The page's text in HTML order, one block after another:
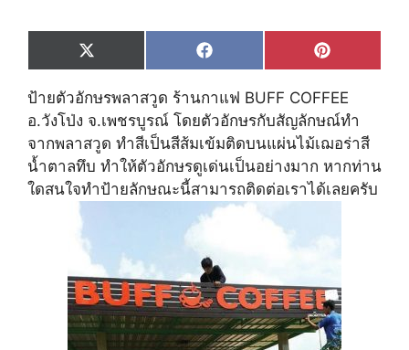
Share
on
X
(
w
i
t
e
r
)
Share
on
F
a
e
b
o
o
k
Share
on
P
i
n
t
e
e
s
t
ป้ายตัวอักษรพลาสวูด ร้านกาแฟ BUFF COFFEE
อ.วังโป่ง จ.เพชรบูรณ์ โดยตัวอักษรกับสัญลักษณ์ทำ
จากพลาสวูด ทำสีเป็นสีส้มเข้มติดบนแผ่นไม้เฌอร่าสี
น้ำตาลทึบ ทำให้ตัวอักษรดูเด่นเป็นอย่างมาก หากท่าน
ใดสนใจทำป้ายลักษณะนี้สามารถติดต่อเราได้เลยครับ